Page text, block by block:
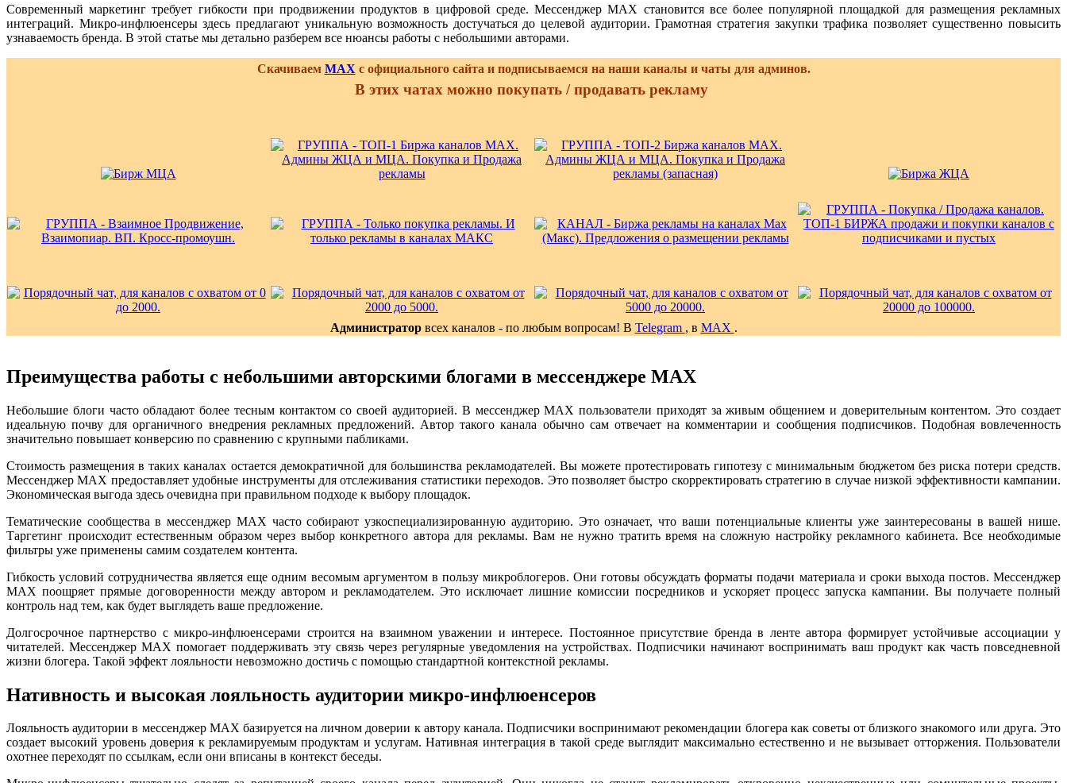
Современный маркетинг требует гибкости при продвижении продуктов в цифровой среде. Мессенджер MAX становится все более популярной площадкой для размещения рекламных
интеграций. Микро-инфлюенсеры здесь предлагают уникальную возможность достучаться до целевой аудитории. Грамотная стратегия закупки трафика позволяет существенно повысить
узнаваемость бренда. В этой статье мы детально разберем все нюансы работы с небольшими авторами.
Скачиваем MAX с официального сайта и подписываемся на наши каналы и чаты для админов.
В этих чатах можно покупать / продавать рекламу
Администраторвсех каналов - по любым вопросам! В Telegram , в MAX .
Преимущества работы с небольшими авторскими блогами в мессенджере MAX
Небольшие блоги часто обладают более тесным контактом со своей аудиторией. В мессенджер MAX пользователи приходят за живым общением и доверительным контентом. Это создает
идеальную почву для органичного внедрения рекламных предложений. Автор такого канала обычно сам отвечает на комментарии и сообщения подписчиков. Подобная вовлеченность
значительно повышает конверсию по сравнению с крупными пабликами.
Стоимость размещения в таких каналах остается демократичной для большинства рекламодателей. Вы можете протестировать гипотезу с минимальным бюджетом без риска потери средств.
Мессенджер MAX предоставляет удобные инструменты для отслеживания статистики переходов. Это позволяет быстро скорректировать стратегию в случае низкой эффективности кампании.
Экономическая выгода здесь очевидна при правильном подходе к выбору площадок.
Тематические сообщества в мессенджер MAX часто собирают узкоспециализированную аудиторию. Это означает, что ваши потенциальные клиенты уже заинтересованы в вашей нише.
Таргетинг происходит естественным образом через выбор конкретного автора для рекламы. Вам не нужно тратить время на сложную настройку рекламного кабинета. Все необходимые
фильтры уже применены самим создателем контента.
Гибкость условий сотрудничества является еще одним весомым аргументом в пользу микроблогеров. Они готовы обсуждать форматы подачи материала и сроки выхода постов. Мессенджер
MAX поощряет прямые договоренности между автором и рекламодателем. Это исключает лишние комиссии посредников и ускоряет процесс запуска кампании. Вы получаете полный
контроль над тем, как будет выглядеть ваше предложение.
Долгосрочное партнерство с микро-инфлюенсерами строится на взаимном уважении и интересе. Постоянное присутствие бренда в ленте автора формирует устойчивые ассоциации у
читателей. Мессенджер MAX помогает поддерживать эту связь через регулярные уведомления на устройствах. Подписчики начинают воспринимать ваш продукт как часть повседневной
жизни блогера. Такой эффект лояльности невозможно достичь с помощью стандартной контекстной рекламы.
Нативность и высокая лояльность аудитории микро-инфлюенсеров
Лояльность аудитории в мессенджер MAX базируется на личном доверии к автору канала. Подписчики воспринимают рекомендации блогера как советы от близкого знакомого или друга. Это
создает высокий уровень доверия к рекламируемым продуктам и услугам. Нативная интеграция в такой среде выглядит максимально естественно и не вызывает отторжения. Пользователи
охотнее переходят по ссылкам, если они вписаны в контекст беседы.